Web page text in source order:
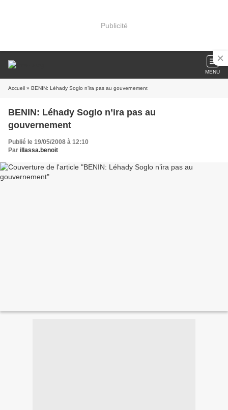
Publicité
MENU
Accueil » BENIN: Léhady Soglo n’ira pas au gouvernement
BENIN: Léhady Soglo n’ira pas au
gouvernement
Publié le 19/05/2008 à 12:10
Par illassa.benoit